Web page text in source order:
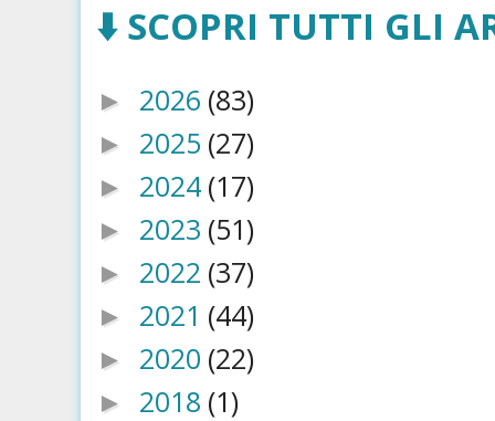
⬇️ SCOPRI TUTTI GLI
► 2026 (83)
► 2025 (27)
► 2024 (17)
► 2023 (51)
► 2022 (37)
► 2021 (44)
► 2020 (22)
► 2018 (1)